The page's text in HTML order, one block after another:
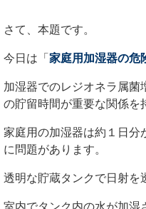
さて、本題です。
今日は「家庭用加湿器の危
加湿器でのレジオネラ属
の貯留時間が重要な関係を
家庭用の加湿器は約１日分
に問題があります。
透明な貯蔵タンクで日射を